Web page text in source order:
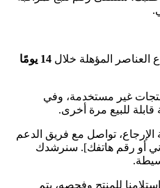
العناصر المؤهلة خلال
غير مستخدمة، وفي
قابلة للبيع مرة أخرى.
الإرجاع، تواصل مع فريق الدعم
أو رقم هاتفك]. سنرشدك
للمنتج وفحصه، يتم